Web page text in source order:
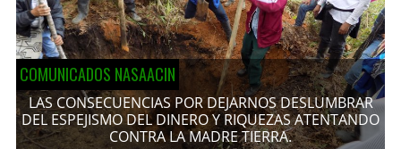
COMUNICADOS NASAACIN
LAS CONSECUENCIAS POR DEJARNOS DESLUMBRAR
DEL ESPEJISMO DEL DINERO Y RIQUEZAS ATENTANDO
CONTRA LA MADRE TIERRA.